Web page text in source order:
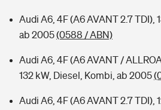
Audi A6, 4F (A6 AVANT 2.7 TDI),
ab 2005(0588 / ABN)
Audi A6, 4F (A6 AVANT /
132 kW, Diesel, Kombi, ab 2005
Audi A6, 4F (A6 AVANT 2.7 TDI),